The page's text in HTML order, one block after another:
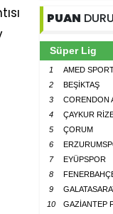
PUAN
Süper Lig
1 AMED
2
BEŞİKTAŞ
3
CORENDON
4
ÇAYKUR
5
ÇORUM
6
7
EYÜPSPOR
8
9
10
GAZİANTEP